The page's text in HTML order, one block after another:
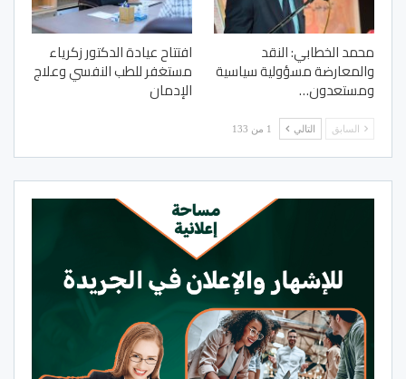
محمد الخطابي: النقد
والمعارضة مسؤولية سياسية
ومستعدون…
افتتاح عيادة الدكتور زكرياء
مستغفر للطب النفسي وعلاج
الإدمان
السابق التالي 1 من 133